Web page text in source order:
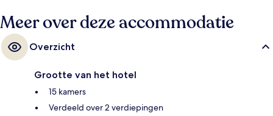
Meer over deze accommodatie
Overzicht
Grootte van het hotel
15 kamers
Verdeeld over 2 verdiepingen